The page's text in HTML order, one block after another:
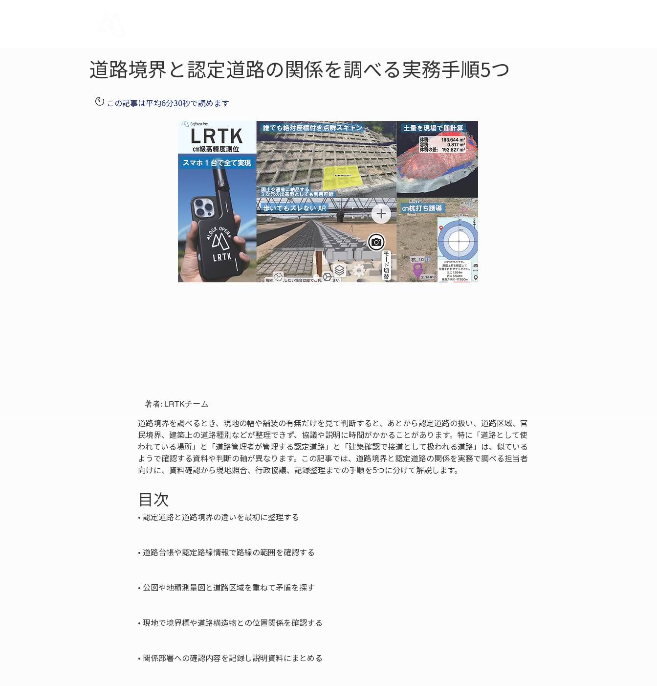
道路境界と認定道路の関係を調べる実務手順5つ
この記事は平均6分30秒で読めます
著者: LRTKチーム
道路境界を調べるとき、現地の幅や舗装の有無だけを見て判断すると、あとから認定道路の扱い、道路区域、官
民境界、建築上の道路種別などが整理できず、協議や説明に時間がかかることがあります。特に「道路として使
われている場所」と「道路管理者が管理する認定道路」と「建築確認で接道として扱われる道路」は、似ている
ようで確認する資料や判断の軸が異なります。この記事では、道路境界と認定道路の関係を実務で調べる担当者
向けに、資料確認から現地照合、行政協議、記録整理までの手順を5つに分けて解説します。
目次
• 認定道路と道路境界の違いを最初に整理する
• 道路台帳や認定路線情報で路線の範囲を確認する
• 公図や地積測量図と道路区域を重ねて矛盾を探す
• 現地で境界標や道路構造物との位置関係を確認する
• 関係部署への確認内容を記録し説明資料にまとめる